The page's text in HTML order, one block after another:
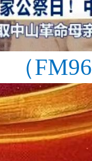
（